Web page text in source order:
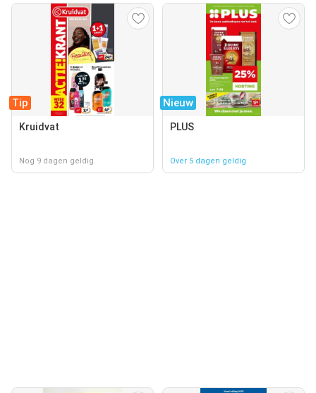
Tip
Kruidvat
Nog 9 dagen geldig
Nieuw
PLUS
Over 5 dagen geldig